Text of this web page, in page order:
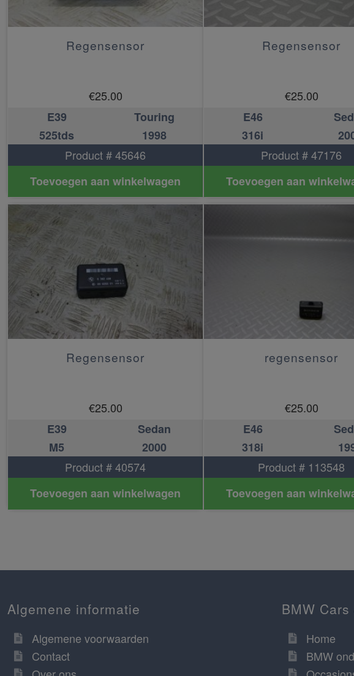
Regensensor
€25.00
E39
Touring
525tds
1998
Product # 45646
Toevoegen aan winkelwagen
Regensensor
€25.00
E46
316i
Product # 47176
Toevoegen aan
Regensensor
€25.00
E39
Sedan
M5
2000
Product # 40574
Toevoegen aan winkelwagen
regensensor
€25.00
E46
318i
Product # 113548
Toevoegen aan
Algemene informatie
Algemene voorwaarden
Contact
BMW
Home
BMW